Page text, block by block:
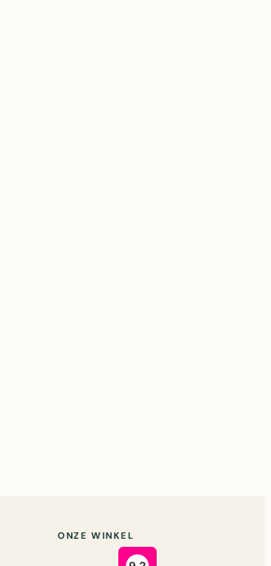
ONZE WINKEL